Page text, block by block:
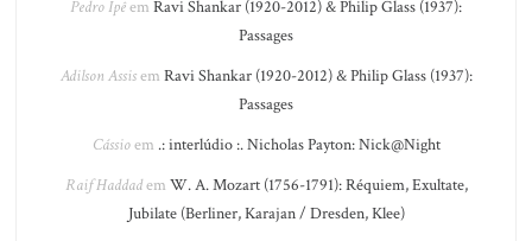
Pedro Ipêem Ravi Shankar (1920-2012) & Philip Glass (1937):
Passages
Adilson Assisem Ravi Shankar (1920-2012) & Philip Glass (1937):
Passages
Cássioem .: interlúdio :. Nicholas Payton: Nick@Night
Raif Haddadem W. A. Mozart (1756-1791): Réquiem, Exultate,
Jubilate (Berliner, Karajan / Dresden, Klee)